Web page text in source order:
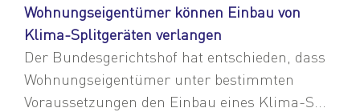
Wohnungseigentümer können Einbau von
Klima-Splitgeräten verlangen
Der Bundesgerichtshof hat entschieden, dass
Wohnungseigentümer unter bestimmten
Voraussetzungen den Einbau eines Klima-S...